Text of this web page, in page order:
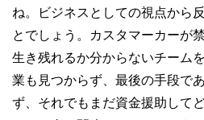
ね。ビジネスとしての視点から
とでしょう。カスタマーカーが
生き残れるか分からないチーム
業も見つからず、最後の手段で
ず、それでもまだ資金援助して